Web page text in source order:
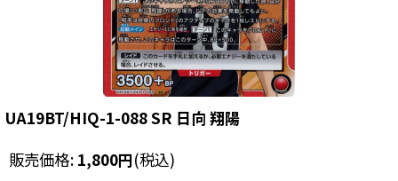
UA19BT/HIQ-1-088 SR 日向 翔陽
販売価格: 1,800円(税込)